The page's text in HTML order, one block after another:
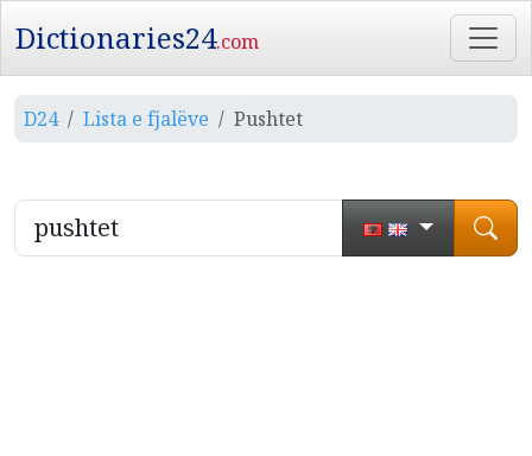
Dictionaries24.com
D24 Lista e fjalëve Pushtet